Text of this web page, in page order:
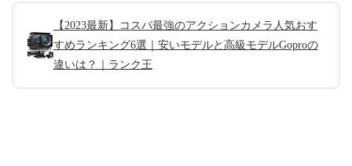
【2023最新】コスパ最強のアクションカメラ人気おす
すめランキング6選｜安いモデルと高級モデルGoproの
違いは？｜ランク王